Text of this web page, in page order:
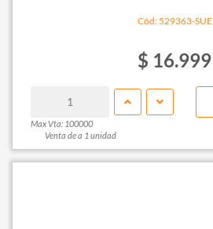
Cód: 529363-SUE
$ 16.999
Max Vta: 100000
Venta de a 1 unidad